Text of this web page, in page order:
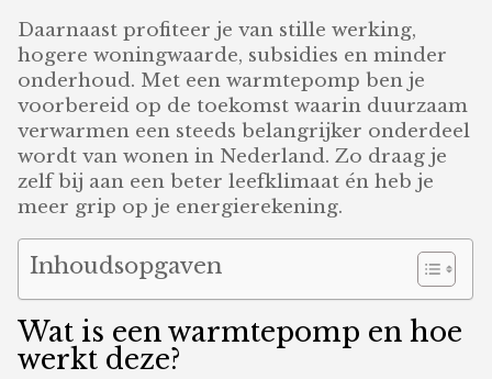
Daarnaast profiteer je van stille werking,
hogere woningwaarde, subsidies en minder
onderhoud. Met een warmtepomp ben je
voorbereid op de toekomst waarin duurzaam
verwarmen een steeds belangrijker onderdeel
wordt van wonen in Nederland. Zo draag je
zelf bij aan een beter leefklimaat én heb je
meer grip op je energierekening.
Inhoudsopgaven
Wat is een warmtepomp en hoe
werkt deze?